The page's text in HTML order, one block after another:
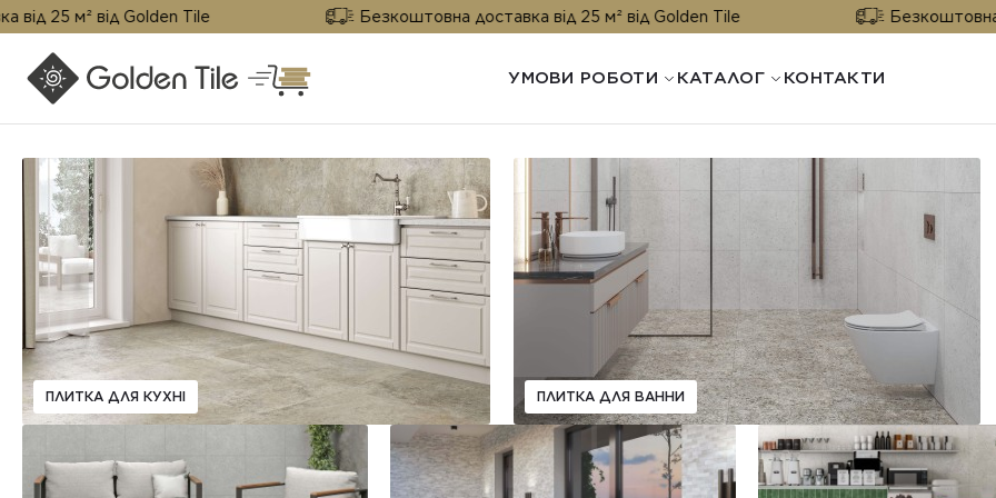
м² від Golden Tile Безкоштовна доставка від 25 м² від Golden Tile Безкоштовна
УМОВИ РОБОТИ КАТАЛОГ КОНТАКТИ
ПЛИТКА ДЛЯ КУХНІ ПЛИТКА ДЛЯ ВАННИ